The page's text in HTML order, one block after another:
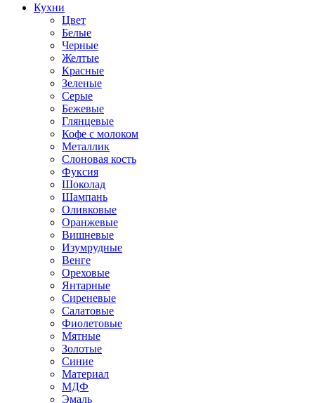
Кухни
Цвет
Белые
Черные
Желтые
Красные
Зеленые
Серые
Бежевые
Глянцевые
Кофе с молоком
Металлик
Слоновая кость
Фуксия
Шоколад
Шампань
Оливковые
Оранжевые
Вишневые
Изумрудные
Венге
Ореховые
Янтарные
Сиреневые
Салатовые
Фиолетовые
Мятные
Золотые
Синие
Материал
МДФ
Эмаль